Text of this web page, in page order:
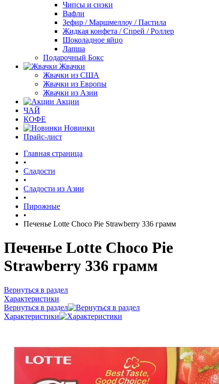
Чипсы и снэки
Вафли
Зефир / Маршмеллоу / Пастила
Жидкая конфета / Спрей / Роллер
Шоколадное яйцо
Лапша
Подарочный Бокс
Жвачки
Жвачки из США
Жвачки из Европы
Жвачки из Азии
Акции
ЧАЙ
КОФЕ
Новинки
Прайс-лист
Главная страница
•
Сладости
•
Сладости из Азии
•
Пирожные
•
Печенье Lotte Сhoco Pie Strawberry 336 грамм
Печенье Lotte Сhoco Pie
Strawberry 336 грамм
Вернуться в раздел
Характеристики
Вернуться в раздел
Характеристики